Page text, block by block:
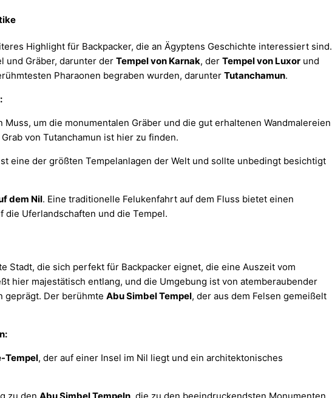
Highlight für Backpacker, die an Ägyptens Geschichte interessiert sind.
und Gräber, darunter der Tempel von Karnak, der Tempel von Luxor und
Pharaonen begraben wurden, darunter Tutanchamun.
Muss, um die monumentalen Gräber und die gut erhaltenen Wandmalereien
von Tutanchamun ist hier zu finden.
eine der größten Tempelanlagen der Welt und sollte unbedingt besichtigt
dem Nil. Eine traditionelle Felukenfahrt auf dem Fluss bietet einen
die Uferlandschaften und die Tempel.
Stadt, die sich perfekt für Backpacker eignet, die eine Auszeit vom
hier majestätisch entlang, und die Umgebung ist von atemberaubender
geprägt. Der berühmte Abu Simbel Tempel, der aus dem Felsen gemeißelt
Tempel, der auf einer Insel im Nil liegt und ein architektonisches